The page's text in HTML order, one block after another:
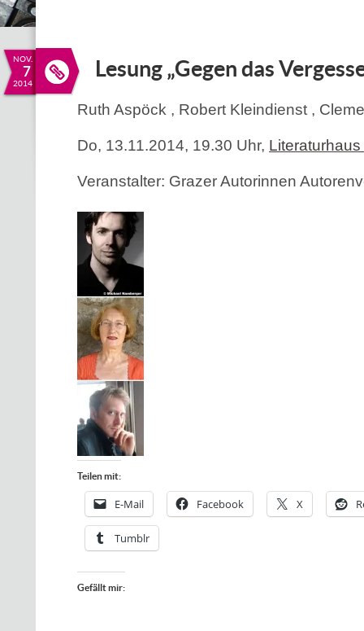
NOV.
7
2014
Lesung „Gegen das
Ruth Aspöck , Robert Kleindienst ,
Do, 13.11.2014, 19.30 Uhr,
Veranstalter: Grazer Autorinnen
Teilen mit:
E-Mail Facebook X
Tumblr
Gefällt mir: